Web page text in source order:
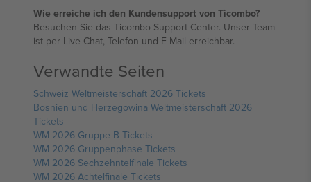
Wie erreiche ich den Kundensupport von Ticombo?
Besuchen Sie das Ticombo Support Center. Unser Team
ist per Live-Chat, Telefon und E-Mail erreichbar.
Verwandte Seiten
Schweiz Weltmeisterschaft 2026 Tickets
Bosnien und Herzegowina Weltmeisterschaft 2026
Tickets
WM 2026 Gruppe B Tickets
WM 2026 Gruppenphase Tickets
WM 2026 Sechzehntelfinale Tickets
WM 2026 Achtelfinale Tickets